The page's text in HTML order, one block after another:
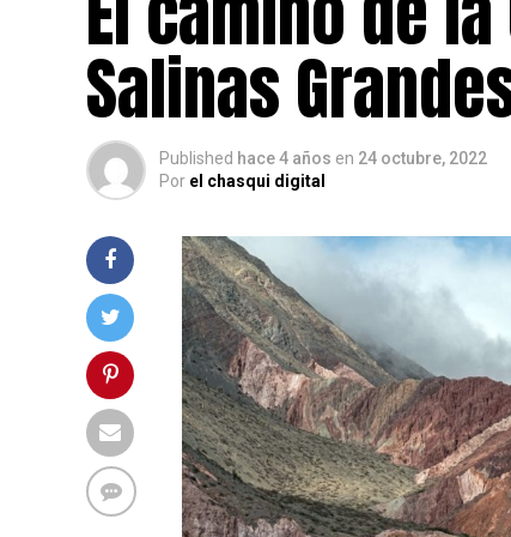
Salinas
Published hace 4 años en 24 octubre, 2022
Por el chasqui digital